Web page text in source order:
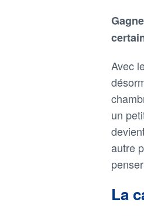
Avec
un
autre
La